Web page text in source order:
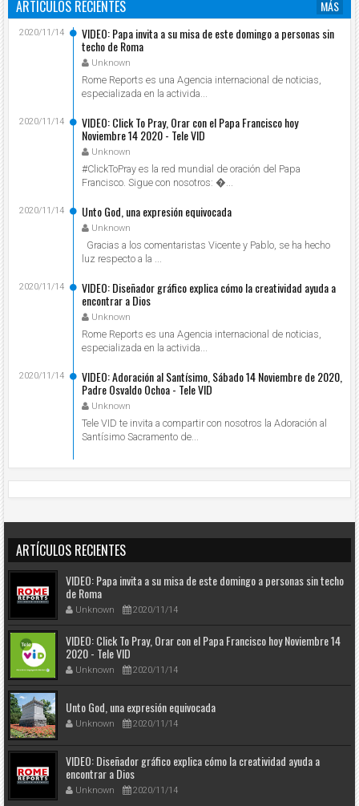
ARTÍCULOS RECIENTES
MÁS
VIDEO: Papa invita a su misa de este domingo a personas sin
techo de Roma
Unknown
2020/11/14
Rome Reports es una Agencia internacional de noticias,
especializada en la activida...
VIDEO: Click To Pray, Orar con el Papa Francisco hoy
Noviembre 14 2020 - Tele VID
Unknown
2020/11/14
#ClickToPray es la red mundial de oración del Papa
Francisco. Sigue con nosotros: ...
Unto God, una expresión equivocada
Unknown
2020/11/14
Gracias a los comentaristas Vicente y Pablo, se ha hecho
luz respecto a la ...
VIDEO: Diseñador gráfico explica cómo la creatividad ayuda a
encontrar a Dios
Unknown
2020/11/14
Rome Reports es una Agencia internacional de noticias,
especializada en la activida...
VIDEO: Adoración al Santísimo, Sábado 14 Noviembre de 2020,
Padre Osvaldo Ochoa - Tele VID
Unknown
2020/11/14
Tele VID te invita a compartir con nosotros la Adoración al
Santísimo Sacramento de...
ARTÍCULOS RECIENTES
VIDEO: Papa invita a su misa de este domingo a personas sin techo
de Roma
Unknown 2020/11/14
VIDEO: Click To Pray, Orar con el Papa Francisco hoy Noviembre 14
2020 - Tele VID
Unknown 2020/11/14
Unto God, una expresión equivocada
Unknown 2020/11/14
VIDEO: Diseñador gráfico explica cómo la creatividad ayuda a
encontrar a Dios
Unknown 2020/11/14